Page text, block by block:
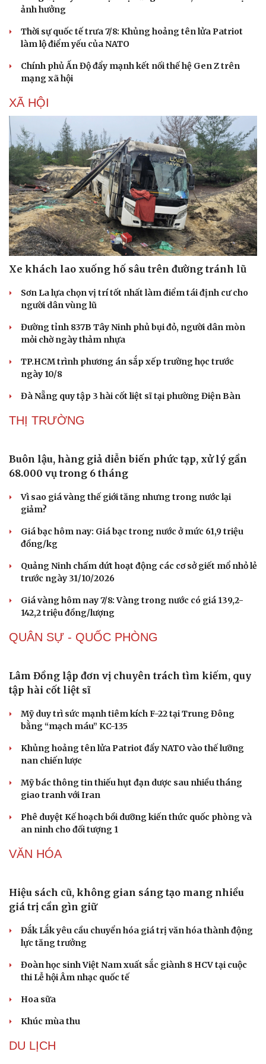
Dinh dưỡng - món ngon
Cây thuốc
Sản phụ khoa
Nhi khoa
Nam khoa
Làm đẹp - giảm cân
Phòng mạch online
Nhà đẹp
Tình yêu - Gia đình
ảnh hưởng
Thời sự quốc tế trưa 7/8: Khủng hoảng tên lửa Patriot
làm lộ điểm yếu của NATO
Chính phủ Ấn Độ đẩy mạnh kết nối thế hệ Gen Z trên
mạng xã hội
XÃ HỘI
Xe khách lao xuống hố sâu trên đường tránh lũ
Sơn La lựa chọn vị trí tốt nhất làm điểm tái định cư cho
người dân vùng lũ
Đường tỉnh 837B Tây Ninh phủ bụi đỏ, người dân mòn
mỏi chờ ngày thảm nhựa
TP.HCM trình phương án sắp xếp trường học trước
ngày 10/8
Đà Nẵng quy tập 3 hài cốt liệt sĩ tại phường Điện Bàn
THỊ TRƯỜNG
Buôn lậu, hàng giả diễn biến phức tạp, xử lý gần
68.000 vụ trong 6 tháng
giảm?
đồng/kg
Quảng Ninh chấm dứt hoạt động các cơ sở giết mổ nhỏ lẻ
Giá vàng hôm nay 7/8: Vàng trong nước có giá 139,2-
QUÂN SỰ - QUỐC PHÒNG
Lâm Đồng lập đơn vị chuyên trách tìm kiếm, quy
tập hài cốt liệt sĩ
Mỹ duy trì sức mạnh tiêm kích F-22 tại Trung Đông
bằng “mạch máu” KC-135
Khủng hoảng tên lửa Patriot đẩy NATO vào thế lưỡng
nan chiến lược
giao tranh với Iran